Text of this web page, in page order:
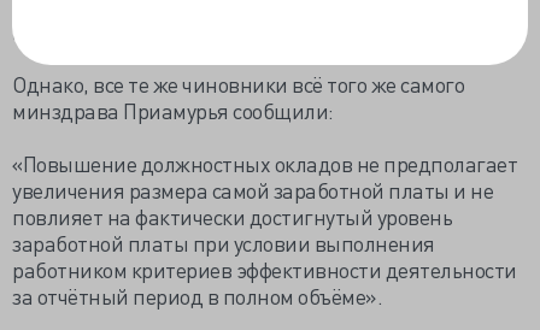
платы недопустимо.
Однако, все те же чиновники всё того же самого
минздрава Приамурья сообщили:
«Повышение должностных окладов не предполагает
увеличения размера самой заработной платы и не
повлияет на фактически достигнутый уровень
заработной платы при условии выполнения
работником критериев эффективности деятельности
за отчётный период в полном объёме».